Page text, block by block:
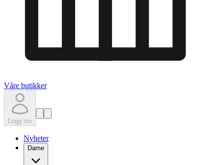
Våre butikker
Logg inn
Nyheter
Dame